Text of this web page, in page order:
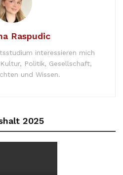
Raspudic
interessieren mich
Politik, Gesellschaft,
und Wissen.
2025